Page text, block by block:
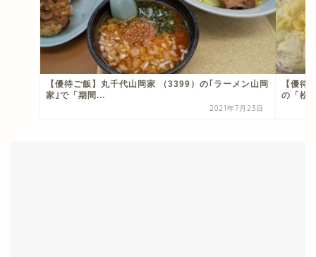
【優待ご飯】丸千代山岡家 （3399）の｢ラーメン山岡
家｣で「期間...
2021年7月23日
【優待
の「松